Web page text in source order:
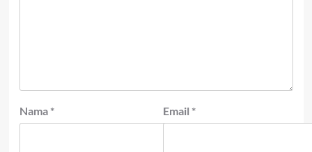
Nama * Email *